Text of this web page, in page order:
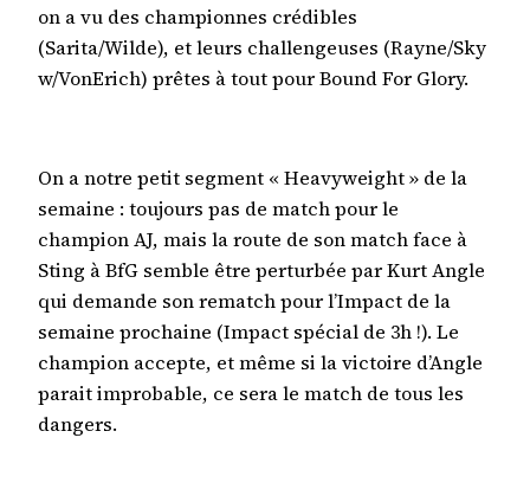
on a vu des championnes crédibles
(Sarita/Wilde), et leurs challengeuses (Rayne/Sky
w/VonErich) prêtes à tout pour Bound For Glory.
On a notre petit segment « Heavyweight » de la
semaine : toujours pas de match pour le
champion AJ, mais la route de son match face à
Sting à BfG semble être perturbée par Kurt Angle
qui demande son rematch pour l’Impact de la
semaine prochaine (Impact spécial de 3h !). Le
champion accepte, et même si la victoire d’Angle
parait improbable, ce sera le match de tous les
dangers.